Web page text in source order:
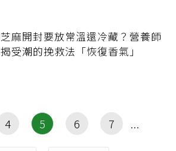
芝麻開封要放常溫還冷藏？營養師
揭受潮的挽救法「恢復香氣」
4 5 6 7